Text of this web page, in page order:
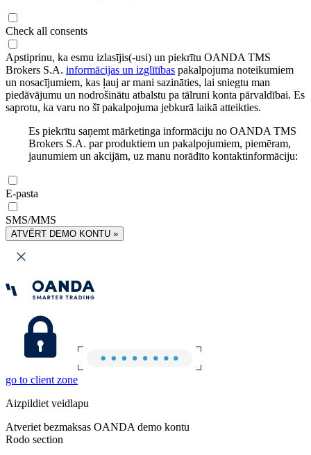
Check all consents
Apstiprinu, ka esmu izlasījis(-usi) un piekrītu OANDA TMS
Brokers S.A. informācijas un izglītības pakalpojuma noteikumiem
un nosacījumiem, kas ļauj ar mani sazināties, lai sniegtu man
piedāvājumu un nodrošinātu atbalstu pa tālruni konta pārvaldībai. Es
saprotu, ka varu no šī pakalpojuma jebkurā laikā atteikties.
Es piekrītu saņemt mārketinga informāciju no OANDA TMS
Brokers S.A. par produktiem un pakalpojumiem, piemēram,
jaunumiem un akcijām, uz manu norādīto kontaktinformāciju:
E-pasta
SMS/MMS
ATVĒRT DEMO KONTU »
go to client zone
Aizpildiet veidlapu
Atveriet bezmaksas OANDA demo kontu
Rodo section